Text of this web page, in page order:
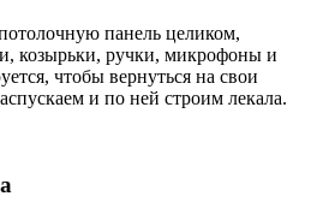
панель целиком,
козырьки, ручки, микрофоны и
чтобы вернуться на свои
и по ней строим лекала.